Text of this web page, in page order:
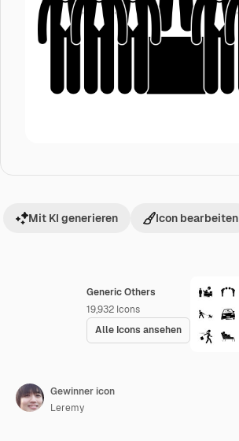
Generic Others
19,932 Icons
Alle Icons ansehen
Mit KI generieren Icon bearbeiten
Gewinner icon
Leremy